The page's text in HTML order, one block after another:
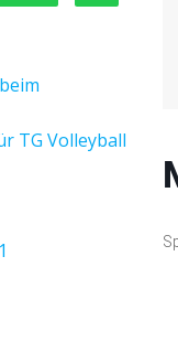
TG Volleyball